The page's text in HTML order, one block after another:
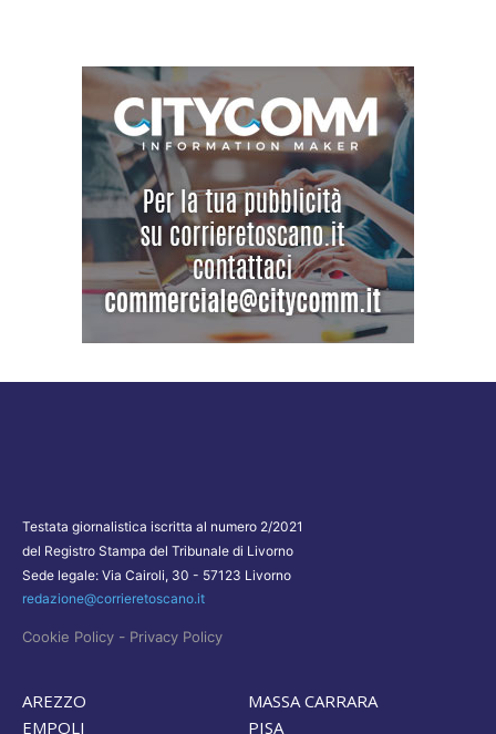
Testata giornalistica iscritta al numero 2/2021
del Registro Stampa del Tribunale di Livorno
Sede legale: Via Cairoli, 30 - 57123 Livorno
redazione@corrieretoscano.it
Cookie Policy - Privacy Policy
AREZZO
EMPOLI
MASSA CARRARA
PISA